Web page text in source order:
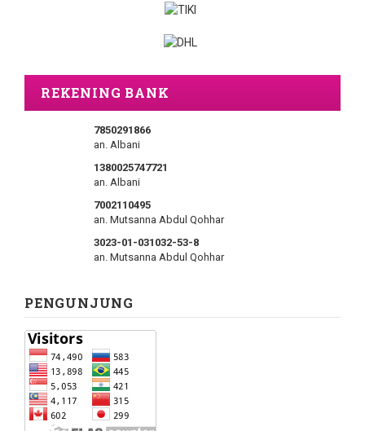
REKENING BANK
7850291866
an. Albani
1380025747721
an. Albani
7002110495
an. Mutsanna Abdul Qohhar
3023-01-031032-53-8
an. Mutsanna Abdul Qohhar
PENGUNJUNG